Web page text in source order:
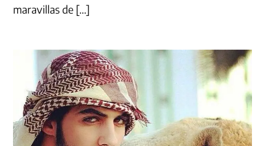
maravillas de […]